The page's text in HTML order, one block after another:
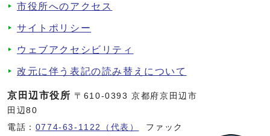
市役所へのアクセス
サイトポリシー
ウェブアクセシビリティ
改元に伴う表記の読み替えについて
京田辺市役所 〒610-0393 京都府京田辺市
田辺80
電話： 0774-63-1122（代表）
ファック